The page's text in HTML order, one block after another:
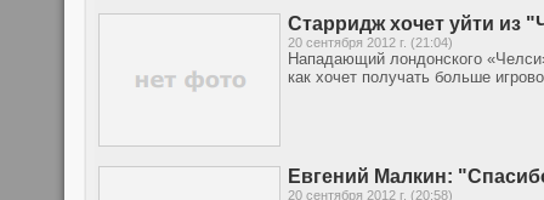
Старридж хочет уйти из
20 сентября 2012 г. (21:04)
Нападающий лондонского
как хочет получать больше
Евгений Малкин:
20 сентября 2012 г. (20:58)